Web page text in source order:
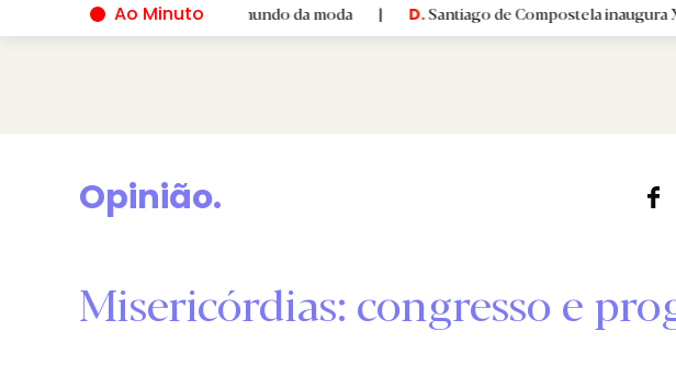
Ao Minuto
e à inovação do mundo da moda | D.Santiago de Compostela inaugura XVI
Opinião.
Misericórdias: congresso e